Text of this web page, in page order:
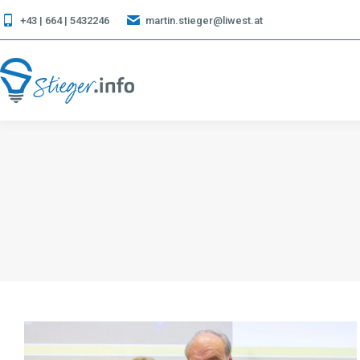
+43 | 664 | 5432246 martin.stieger@liwest.at